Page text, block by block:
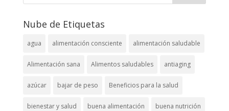
Nube de Etiquetas
agua alimentación consciente alimentación saludable
Alimentación sana Alimentos saludables antiaging
azúcar bajar de peso Beneficios para la salud
bienestar y salud buena alimentación buena nutrición